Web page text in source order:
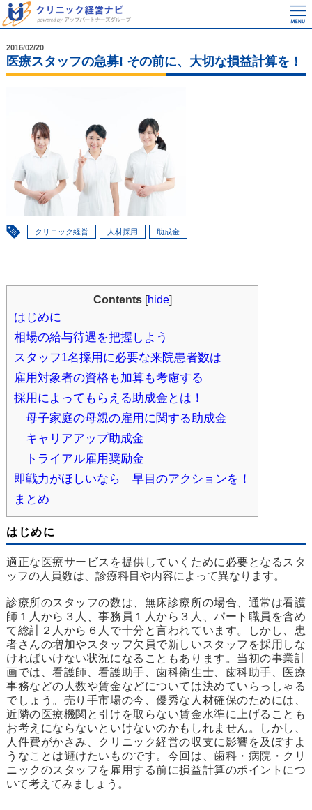
2016/02/20
医療スタッフの急募! その前に、大切な損益計算を！
クリニック経営 人材採用 助成金
Contents [hide]
はじめに
相場の給与待遇を把握しよう
スタッフ1名採用に必要な来院患者数は
雇用対象者の資格も加算も考慮する
採用によってもらえる助成金とは！
母子家庭の母親の雇用に関する助成金
キャリアアップ助成金
トライアル雇用奨励金
即戦力がほしいなら 早目のアクションを！
まとめ
はじめに
適正な医療サービスを提供していくために必要となるスタ
ッフの人員数は、診療科目や内容によって異なります。
診療所のスタッフの数は、無床診療所の場合、通常は看護
師１人から３人、事務員１人から３人、パート職員を含め
て総計２人から６人で十分と言われています。しかし、患
者さんの増加やスタッフ欠員で新しいスタッフを採用しな
ければいけない状況になることもあります。当初の事業計
画では、看護師、看護助手、歯科衛生士、歯科助手、医療
事務などの人数や賃金などについては決めていらっしゃる
でしょう。売り手市場の今、優秀な人材確保のためには、
近隣の医療機関と引けを取らない賃金水準に上げることも
お考えにならないといけないのかもしれません。しかし、
人件費がかさみ、クリニック経営の収支に影響を及ぼすよ
うなことは避けたいものです。今回は、歯科・病院・クリ
ニックのスタッフを雇用する前に損益計算のポイントにつ
いて考えてみましょう。